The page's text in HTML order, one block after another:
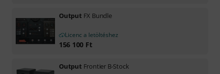
Output FX Bundle
Licenc a letöltéshez
156 100 Ft
Output Frontier B-Stock